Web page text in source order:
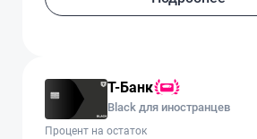
Т-Банк
Black для иностранцев
Процент на остаток